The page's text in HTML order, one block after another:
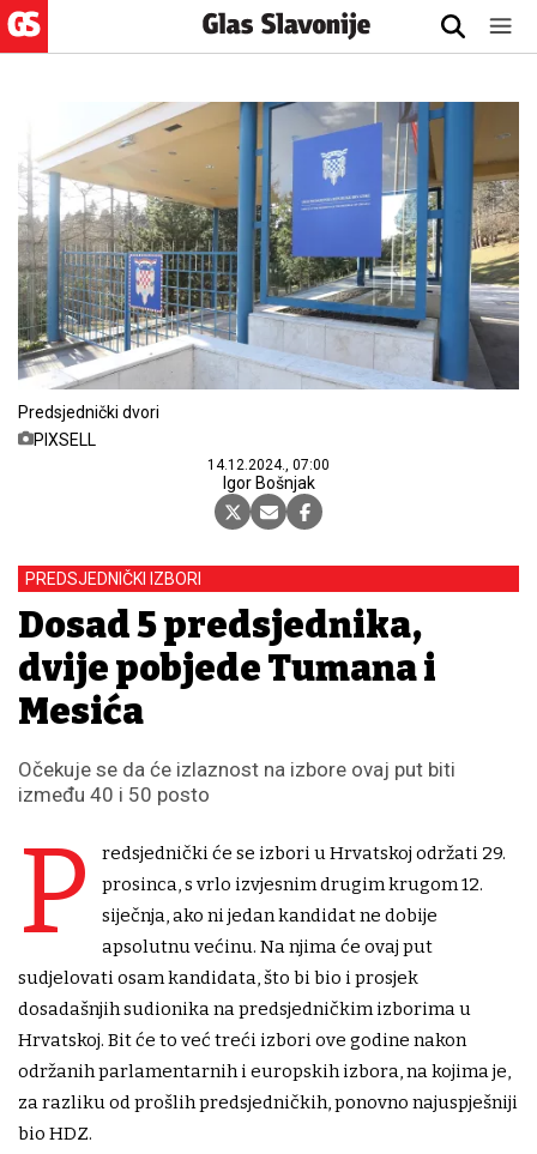
Predsjednički dvori
PIXSELL
14.12.2024., 07:00
Igor Bošnjak
PREDSJEDNIČKI IZBORI
Dosad 5 predsjednika,
dvije pobjede Tuđmana i
Mesića
Očekuje se da će izlaznost na izbore ovaj put biti
između 40 i 50 posto
P
redsjednički će se izbori u Hrvatskoj održati 29.
prosinca, s vrlo izvjesnim drugim krugom 12.
siječnja, ako ni jedan kandidat ne dobije
apsolutnu većinu. Na njima će ovaj put
sudjelovati osam kandidata, što bi bio i prosjek
dosadašnjih sudionika na predsjedničkim izborima u
Hrvatskoj. Bit će to već treći izbori ove godine nakon
održanih parlamentarnih i europskih izbora, na kojima je,
za razliku od prošlih predsjedničkih, ponovno najuspješniji
bio HDZ.